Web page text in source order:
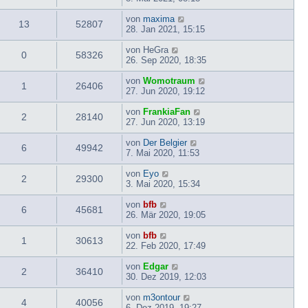
13 52807 von maxima
28. Jan 2021, 15:15
0 58326 von HeGra
26. Sep 2020, 18:35
1 26406 von Womotraum
27. Jun 2020, 19:12
2 28140 von FrankiaFan
27. Jun 2020, 13:19
6 49942 von Der Belgier
7. Mai 2020, 11:53
2 29300 von Eyo
3. Mai 2020, 15:34
6 45681 von bfb
26. Mär 2020, 19:05
1 30613 von bfb
22. Feb 2020, 17:49
2 36410 von Edgar
30. Dez 2019, 12:03
4 40056 von m3ontour